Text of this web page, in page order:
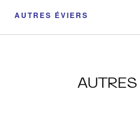
AUTRES ÉVIERS
AUTRES